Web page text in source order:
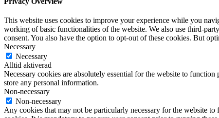
This website uses cookies to improve your experience while you
working of basic functionalities of the website. We also use third-
consent. You also have the option to opt-out of these cookies. But
Necessary
Necessary
Alltid aktiverad
Necessary cookies are absolutely essential for the website to
store any personal information.
Non-necessary
Non-necessary
Any cookies that may not be particularly necessary for the website to